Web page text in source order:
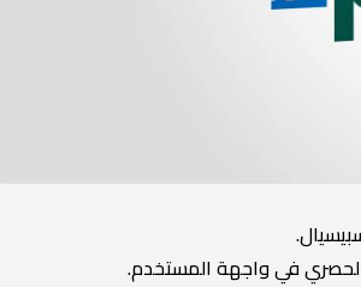
في واجهة المستخدم.